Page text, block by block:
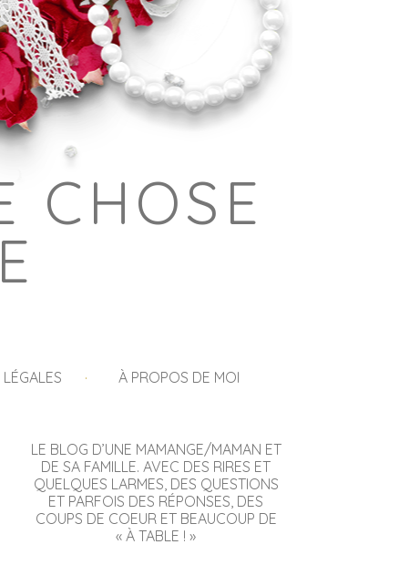
CHOSE
À PROPOS DE MOI
LE BLOG D’UNE MAMANGE/MAMAN ET
DE SA FAMILLE. AVEC DES RIRES ET
QUELQUES LARMES, DES QUESTIONS
ET PARFOIS DES RÉPONSES, DES
COUPS DE COEUR ET BEAUCOUP DE
« À TABLE ! »